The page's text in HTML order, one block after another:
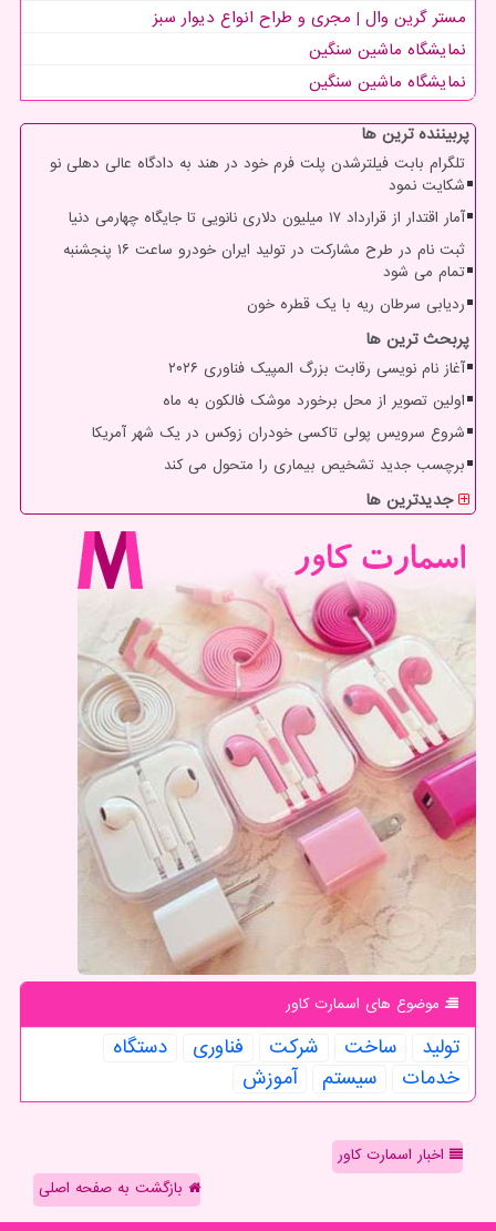
مستر گرین وال | مجری و طراح انواع دیوار سبز
نمایشگاه ماشین سنگین
نمایشگاه ماشین سنگین
پربیننده ترین ها
تلگرام بابت فیلترشدن پلت فرم خود در هند به دادگاه عالی دهلی نو
شکایت نمود
آمار اقتدار از قرارداد ۱۷ میلیون دلاری نانویی تا جایگاه چهارمی دنیا
ثبت نام در طرح مشارکت در تولید ایران خودرو ساعت ۱۶ پنجشنبه
تمام می شود
ردیابی سرطان ریه با یک قطره خون
پربحث ترین ها
آغاز نام نویسی رقابت بزرگ المپیک فناوری ۲۰۲۶
اولین تصویر از محل برخورد موشک فالکون به ماه
شروع سرویس پولی تاکسی خودران زوکس در یک شهر آمریکا
برچسب جدید تشخیص بیماری را متحول می کند
جدیدترین ها
موضوع های اسمارت كاور
تولید ساخت شركت فناوری
دستگاه
خدمات
سیستم آموزش
اخبار اسمارت کاور
بازگشت به صفحه اصلی